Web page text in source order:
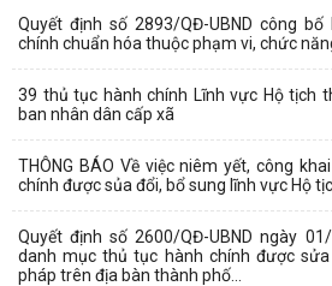
Quyết định số 2893/QĐ-UBND công
chính chuẩn hóa thuộc phạm vi, chức
39 thủ tục hành chính Lĩnh vực Hộ tịch
ban nhân dân cấp xã
THÔNG BÁO Về việc niêm yết, công
chính được sủa đổi, bổ sung lĩnh vực Hộ
Quyết định số 2600/QĐ-UBND ngày
danh mục thủ tục hành chính được
pháp trên địa bàn thành phố...